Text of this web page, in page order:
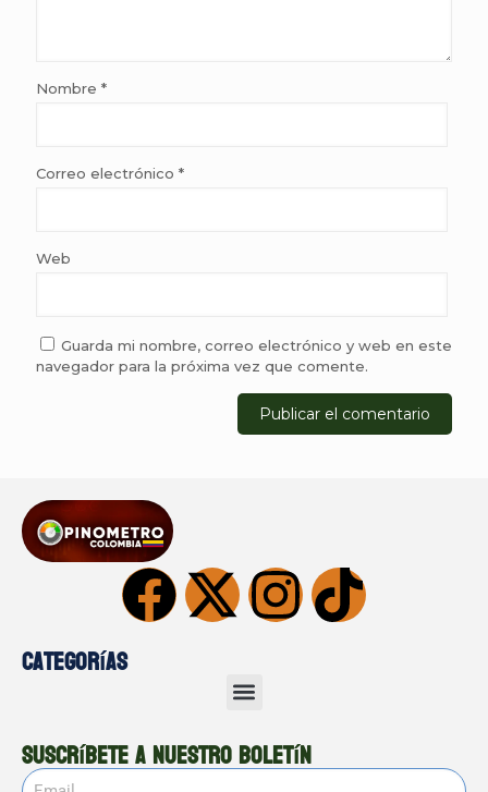
Nombre *
Correo electrónico *
Web
Guarda mi nombre, correo electrónico y web en este
navegador para la próxima vez que comente.
Categorías
Suscríbete a nuestro boletín